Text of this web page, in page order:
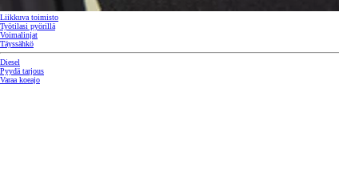
Corolla Touring Sports
HYBRIDI
Liikkuva toimisto
Työtilasi pyörillä
Voimalinjat
Täyssähkö
Diesel
Pyydä tarjous
Varaa koeajo